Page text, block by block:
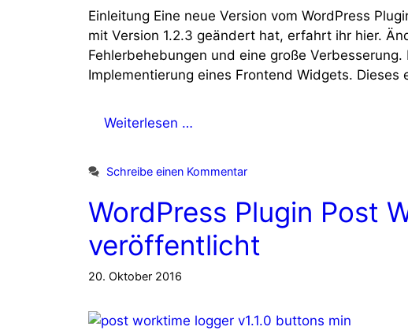
Einleitung Eine neue Version vom WordPress
mit Version 1.2.3 geändert hat, erfahrt ihr hier.
Fehlerbehebungen und eine große
Implementierung eines Frontend Widgets.
Weiterlesen …
Schreibe einen Kommentar
WordPress Plugin Post
veröffentlicht
20. Oktober 2016